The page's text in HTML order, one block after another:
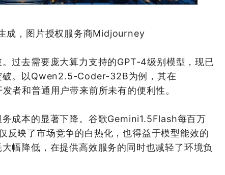
成，图片授权服务商Midjourney
过去需要庞大算力支持的GPT-4级别模型，现已
破。以Qwen2.5-Coder-32B为例，其在
者和普通用户带来前所未有的便利性。
成本的显著下降。谷歌Gemini1.5Flash每百万
映了市场竞争的白热化，也得益于模型能效的
幅降低，在提供高效服务的同时也减轻了环境负